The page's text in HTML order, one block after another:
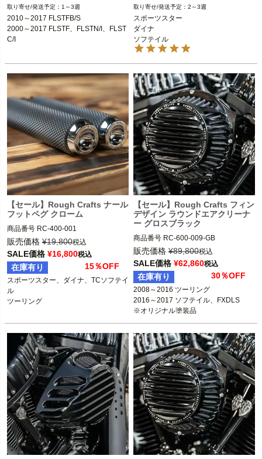
C/I
2012～2017 FLS
Memphis Shade(メンフィスシェード)
1～3週
2010～2017 FLSTFB/S
2000～2017 FLSTF、FLSTN/I、FLST
C/I
national cycle（ナショナル サイク
ル）
2～3週
スポーツスター
ダイナ
ソフテイル
【セール】Rough Crafts ナール
フットペグ クローム
商品番号 RC-400-001
旧型番：RC0002
3OT:1620-2206
販売価格 ¥19,800税込
SALE価格 ¥16,800税込
在庫有り 15％OFF
スポーツスター、ダイナ、TCソフテイ
ル
【セール】Rough Crafts フィン
デザイン ラウンドエアクリーナ
ー グロスブラック
商品番号 RC-600-009-GB
2008～2016 ツーリング、トライク
2016～2017 ソフテイル、FXDLS
2011～2015 CVOソフテイル
※オリジナル塗装品
Rough Crafts（ラフクラフト）
販売価格 ¥89,800税込
SALE価格 ¥62,860税込
在庫有り 30％OFF
2008～2016 ツーリング
2016～2017 ソフテイル、FXDLS